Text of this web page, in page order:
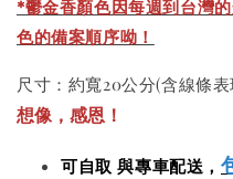
*鬱金香顏色因每週到台灣
色的備案順序呦！
尺寸：約寬20公分(含線條表
想像，感恩！
可自取 與專車配送，